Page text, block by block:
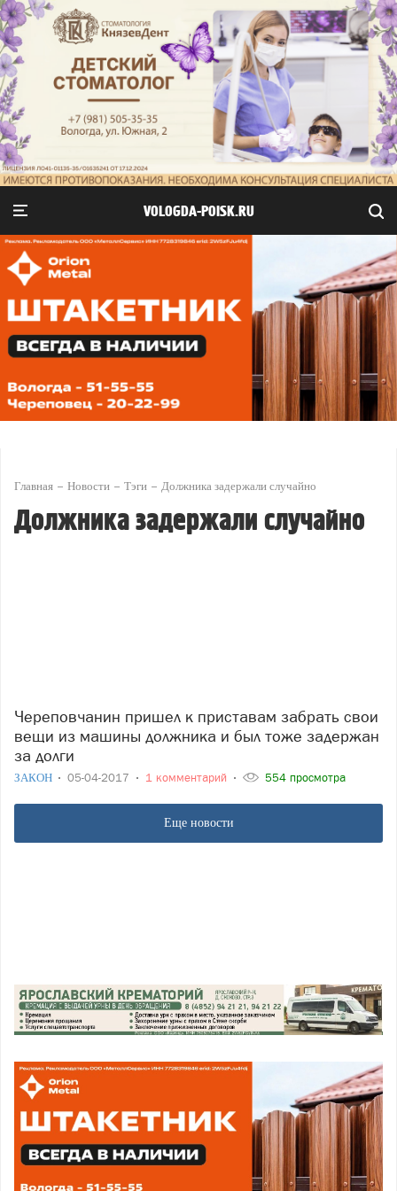
VOLOGDA-POISK.RU
Главная Новости Тэги Должника задержали случайно
Должника задержали случайно
Череповчанин пришел к приставам забрать свои
вещи из машины должника и был тоже задержан
за долги
ЗАКОН 05-04-2017 1 комментарий 554 просмотра
Еще новости